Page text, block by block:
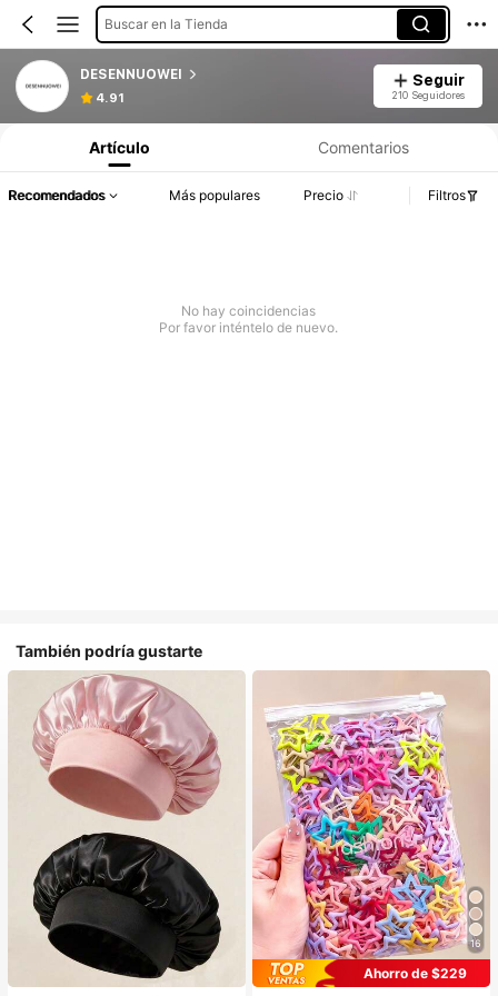
Buscar en la Tienda
DESENNUOWEI
4.91
Seguir
210 Seguidores
Artículo Comentarios
Recomendados Más populares Precio Filtros
No hay coincidencias
Por favor inténtelo de nuevo.
También podría gustarte
#1 Más vendidos
en Multicolor Gorros para el pelo para mujer
Establecido hace 1 año
16
Ahorro de $229
#1 Más vendidos
en Casual Accesorios para el cabello de las mujere
¡Casi agotado!